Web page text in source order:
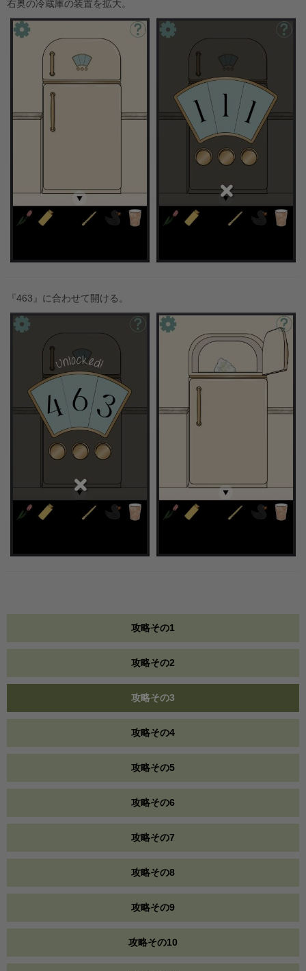
右奥の冷蔵庫の装置を拡大。
『463』に合わせて開ける。
攻略その1
攻略その2
攻略その3
攻略その4
攻略その5
攻略その6
攻略その7
攻略その8
攻略その9
攻略その10